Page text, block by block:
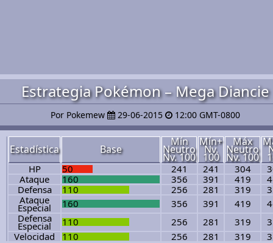
Estrategia Pokémon – Mega Diancie
Por Pokemew 29-06-2015 12:00 GMT-0800
Estadística Base
Mín
Neutro
Nv. 100
Mín+
Nv.
100
Máx
Neutro
Nv. 100
HP 50 241 241 304
Ataque
160 356 391 419
Defensa
110 256 281 319
Ataque
Especial 160 356 391 419
Defensa
Especial 110 256 281 319
Velocidad
110 256 281 319